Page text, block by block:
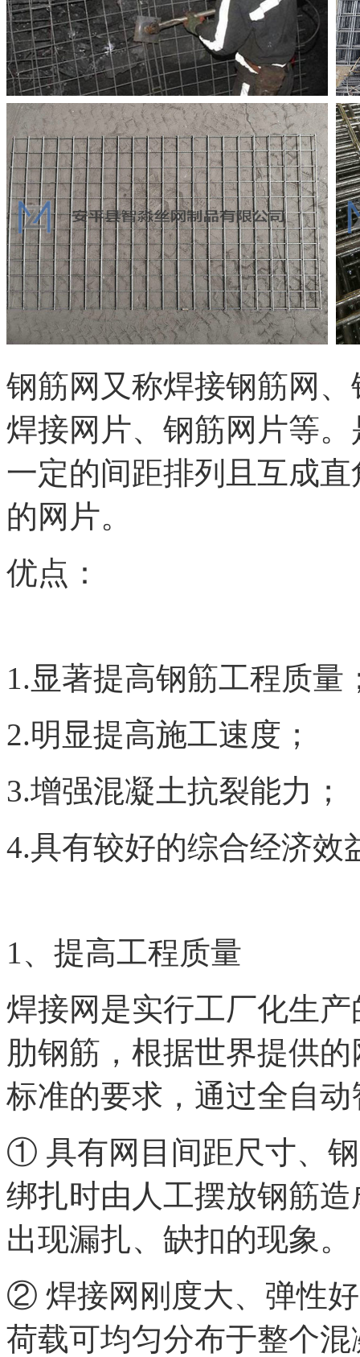
钢筋网又称焊接钢筋网
焊接网片、钢筋网片等
一定的间距排列且互成
的网片。
优点：
1.显著提高钢筋工程质量
2.明显提高施工速度；
3.增强混凝土抗裂能力；
4.具有较好的综合经济效
1、提高工程质量
焊接网是实行工厂化生
肋钢筋，根据世界提供
标准的要求，通过全自
① 具有网目间距尺寸、
绑扎时由人工摆放钢筋
出现漏扎、缺扣的现象。
② 焊接网刚度大、弹性
荷载可均匀分布于整个